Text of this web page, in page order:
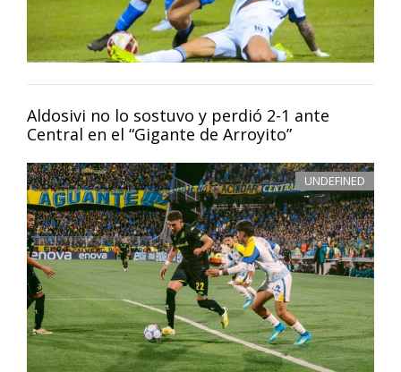
Aldosivi no lo sostuvo y perdió 2-1 ante
Central en el “Gigante de Arroyito”
UNDEFINED